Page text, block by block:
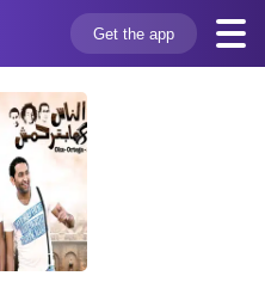
Get the app